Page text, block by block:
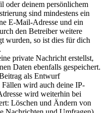
oder deinem persönlichem
sind mindestens ein
E-Mail-Adresse und ein
den Betreiber weitere
wurden, so ist dies für dich
private Nachricht erstellst,
Daten ebenfalls gespeichert.
als Entwurf
Fällen wird auch deine IP-
wird weiterhin bei
Löschen und Ändern von